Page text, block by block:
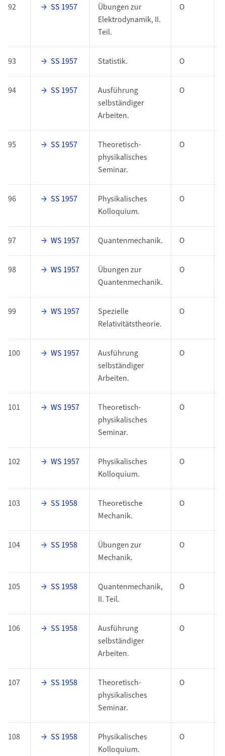
92 SS 1957
Übungen zur
Elektrodynamik, II.
Teil.
O
93 SS 1957 Statistik. O
94 SS 1957
Ausführung
selbständiger
Arbeiten.
O
95 SS 1957
Theoretisch-
physikalisches
Seminar.
O
96 SS 1957
Physikalisches
Kolloquium.
O
97 WS 1957 Quantenmechanik. O
98 WS 1957
Übungen zur
Quantenmechanik.
O
99 WS 1957
Spezielle
Relativitätstheorie.
O
100 WS 1957
Ausführung
selbständiger
Arbeiten.
O
101 WS 1957
Theoretisch-
physikalisches
Seminar.
O
102 WS 1957
Physikalisches
Kolloquium.
O
103 SS 1958
Theoretische
Mechanik.
O
104 SS 1958
Übungen zur
Mechanik.
O
105 SS 1958
Quantenmechanik,
II. Teil.
O
106 SS 1958
Ausführung
selbständiger
Arbeiten.
O
107 SS 1958
Theoretisch-
physikalisches
Seminar.
O
108 SS 1958
Physikalisches
Kolloquium.
O